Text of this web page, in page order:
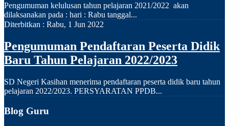
Pengumuman kelulusan tahun pelajaran 2021/2022 akan
dilaksanakan pada : hari : Rabu tanggal...
Diterbitkan : Rabu, 1 Jun 2022
Pengumuman Pendaftaran Peserta Didik
Baru Tahun Pelajaran 2022/2023
SD Negeri Kasihan menerima pendaftaran peserta didik baru tahun
pelajaran 2022/2023. PERSYARATAN PPDB...
Blog Guru